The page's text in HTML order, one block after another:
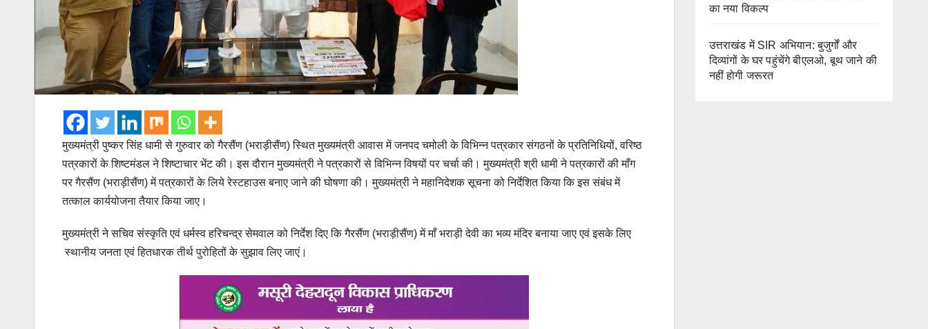
मुख्यमंत्री पुष्कर सिंह धामी से गुरुवार को गैरसैंण (भराड़ीसैंण) स्थित मुख्यमंत्री आवास में जनपद चमोली के विभिन्न पत्रकार संगठनों के प्रतिनिधियों, वरिष्ठ
पत्रकारों के शिष्टमंडल ने शिष्टाचार भेंट की। इस दौरान मुख्यमंत्री ने पत्रकारों से विभिन्न विषयों पर चर्चा की। मुख्यमंत्री श्री धामी ने पत्रकारों की माँग
पर गैरसैंण (भराड़ीसैंण) में पत्रकारों के लिये रेस्टहाउस बनाए जाने की घोषणा की। मुख्यमंत्री ने महानिदेशक सूचना को निर्देशित किया कि इस संबंध में
तत्काल कार्ययोजना तैयार किया जाए।
मुख्यमंत्री ने सचिव संस्कृति एवं धर्मस्व हरिचन्द्र सेमवाल को निर्देश दिए कि गैरसैंण (भराड़ीसैंण) में माँ भराड़ी देवी का भव्य मंदिर बनाया जाए एवं इसके लिए
स्थानीय जनता एवं हितधारक तीर्थ पुरोहितों के सुझाव लिए जाएं।
का नया विकल्प
उत्तराखंड में SIR अभियान: बुजुर्गों और
दिव्यांगों के घर पहुंचेंगे बीएलओ, बूथ जाने की
नहीं होगी जरूरत